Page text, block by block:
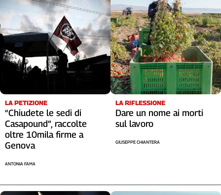
LA PETIZIONE
“Chiudete le sedi di
Casapound”, raccolte
oltre 10mila firme a
Genova
ANTONIA FAMA
LA RIFLESSIONE
Dare un nome ai morti
sul lavoro
GIUSEPPE CHIANTERA